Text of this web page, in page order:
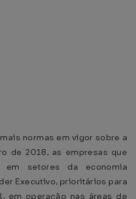
normas em vigor sobre a
de 2018, as empresas que
em setores da economia
Executivo, prioritários para
em operação nas áreas de